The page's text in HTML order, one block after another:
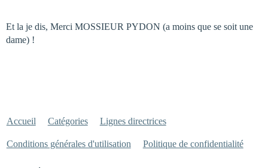
Et la je dis, Merci MOSSIEUR PYDON (a moins que se soit une
dame) !
Accueil Catégories Lignes directrices
Conditions générales d'utilisation Politique de confidentialité